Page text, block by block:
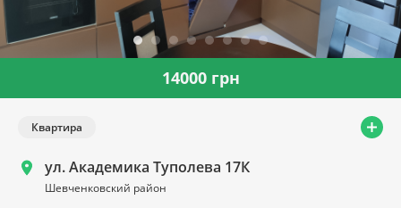
14000 грн
Квартира
ул. Академика Туполева 17К
Шевченковский район